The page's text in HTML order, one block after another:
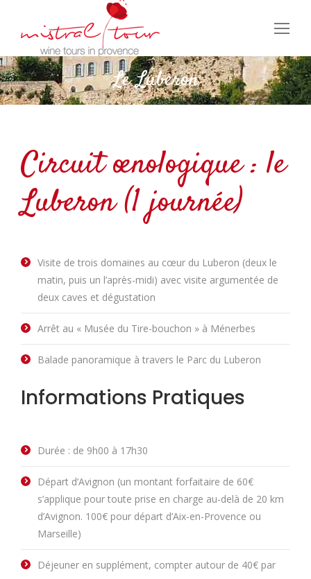
Le Luberon
Circuit œnologique : le
Luberon (1 journée)
Visite de trois domaines au cœur du Luberon (deux le
matin, puis un l’après-midi) avec visite argumentée de
deux caves et dégustation
Arrêt au « Musée du Tire-bouchon » à Ménerbes
Balade panoramique à travers le Parc du Luberon
Informations Pratiques
Durée : de 9h00 à 17h30
Départ d’Avignon (un montant forfaitaire de 60€
s’applique pour toute prise en charge au-delà de 20 km
d’Avignon. 100€ pour départ d’Aix-en-Provence ou
Marseille)
Déjeuner en supplément, compter autour de 40€ par